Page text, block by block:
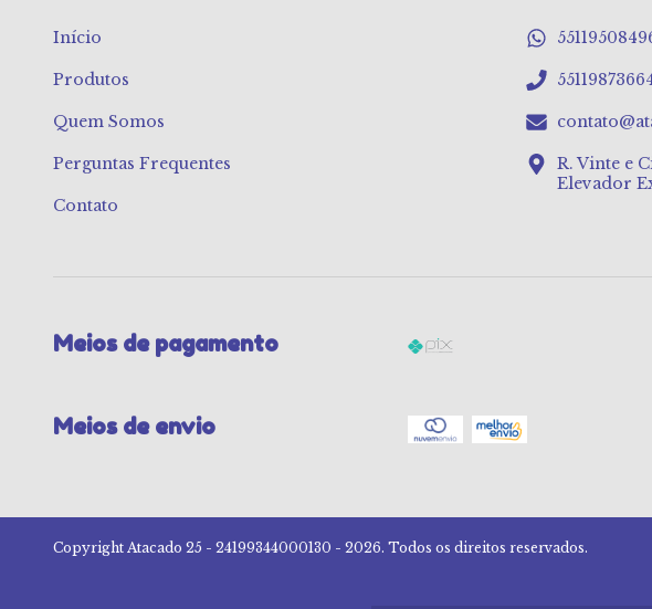
Início
Produtos
Quem Somos
Perguntas Frequentes
Contato
R. Vinte e
Elevador
Meios de pagamento
Meios de envio
Copyright Atacado 25 - 24199344000130 - 2026. Todos os direitos reservados.